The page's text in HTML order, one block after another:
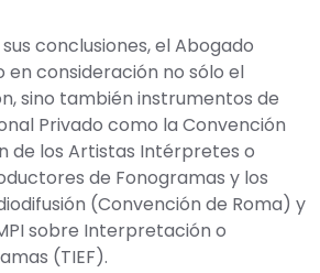
conclusiones, el Abogado
consideración no sólo el
sino también instrumentos de
Privado como la Convención
de los Artistas Intérpretes o
de Fonogramas y los
(Convención de Roma) y
sobre Interpretación o
(TIEF).